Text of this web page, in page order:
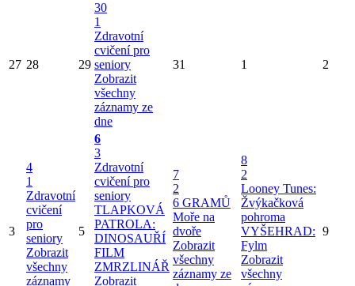
27 28 29
30
1
Zdravotní
cvičení pro
seniory
Zobrazit
všechny
záznamy ze
dne
31 1 2
3
4
1
Zdravotní
cvičení
pro
seniory
Zobrazit
všechny
záznamy
5
6
3
Zdravotní
cvičení pro
seniory
TLAPKOVÁ
PATROLA:
DINOSAUŘÍ
FILM
ZMRZLINÁŘ
Zobrazit
7
2
6 GRAMŮ
Moře na
dvoře
Zobrazit
všechny
záznamy ze
8
2
Looney Tunes:
Žvýkačková
pohroma
VYŠEHRAD:
Fylm
Zobrazit
všechny
9